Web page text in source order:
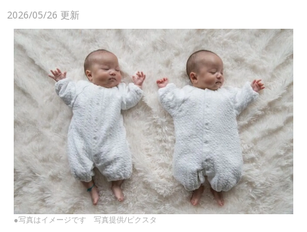
2026/05/26 更新
●写真はイメージです 写真提供/ピクスタ